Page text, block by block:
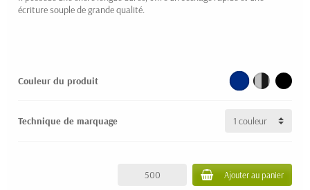
écriture souple de grande qualité.
Couleur du produit
Technique de marquage
Ajouter au panier